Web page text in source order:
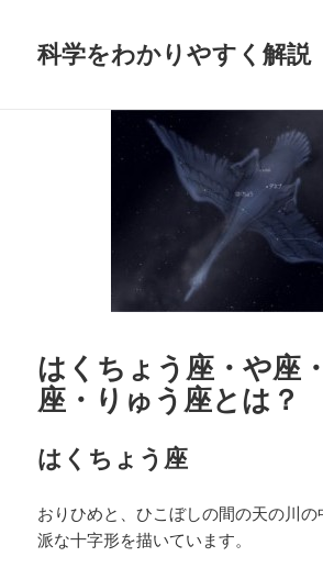
科学をわかりやすく解説
はくちょう座・や座
座・りゅう座とは？
はくちょう座
おりひめと、ひこぼしの間の天の川
派な十字形を描いています。